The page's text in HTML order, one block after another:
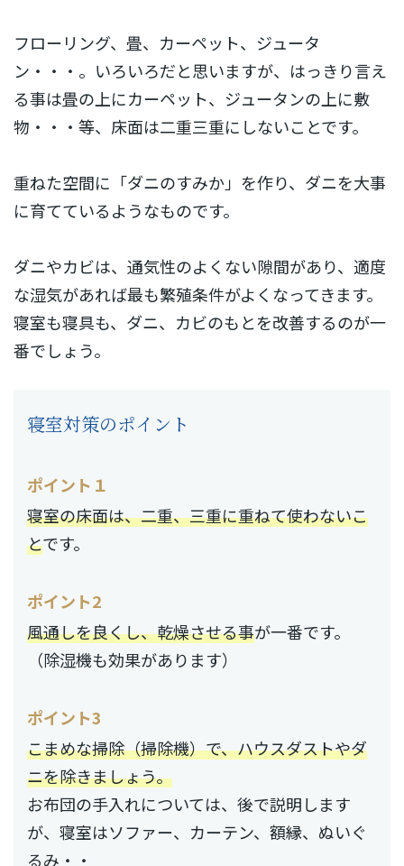
フローリング、畳、カーペット、ジュータ
ン・・・。いろいろだと思いますが、はっきり言え
る事は畳の上にカーペット、ジュータンの上に敷
物・・・等、床面は二重三重にしないことです。
重ねた空間に「ダニのすみか」を作り、ダニを大事
に育てているようなものです。
ダニやカビは、通気性のよくない隙間があり、適度
な湿気があれば最も繁殖条件がよくなってきます。
寝室も寝具も、ダニ、カビのもとを改善するのが一
番でしょう。
寝室対策のポイント
ポイント１
寝室の床面は、二重、三重に重ねて使わないこ
とです。
ポイント2
風通しを良くし、乾燥させる事が一番です。
（除湿機も効果があります）
ポイント3
こまめな掃除（掃除機）で、ハウスダストやダ
ニを除きましょう。
お布団の手入れについては、後で説明します
が、寝室はソファー、カーテン、額縁、ぬいぐ
るみ・・